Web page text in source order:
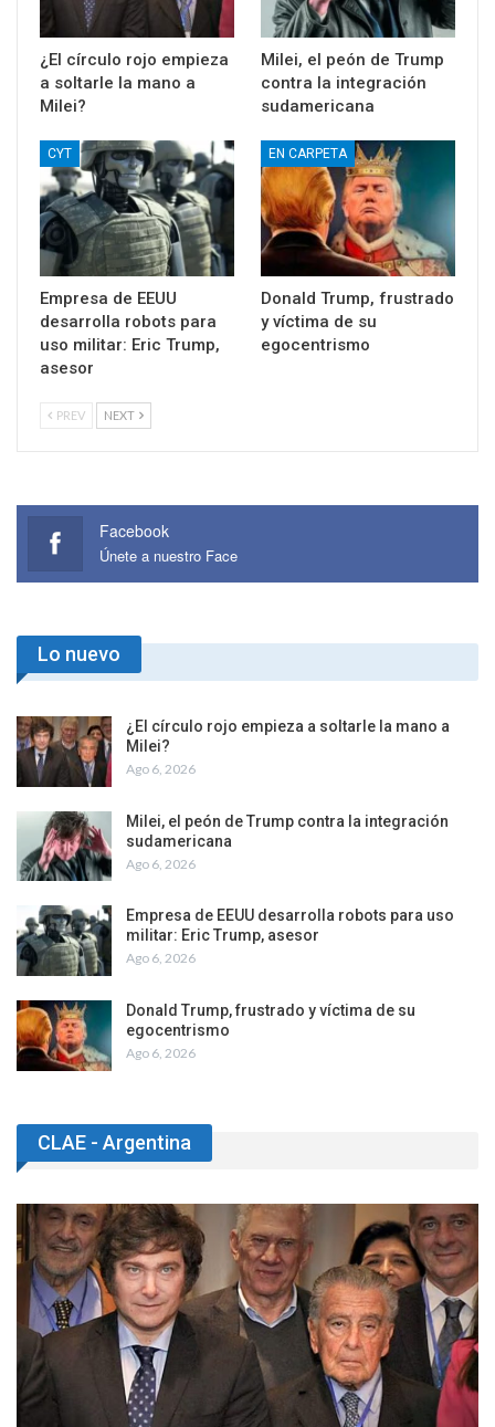
¿El círculo rojo empieza
a soltarle la mano a
Milei?
Milei, el peón de Trump
contra la integración
sudamericana
CYT
Empresa de EEUU
desarrolla robots para
uso militar: Eric Trump,
asesor
EN CARPETA
Donald Trump, frustrado
y víctima de su
egocentrismo
PREV NEXT
Facebook
Únete a nuestro Face
Lo nuevo
¿El círculo rojo empieza a soltarle la mano a
Milei?
Ago 6, 2026
Milei, el peón de Trump contra la integración
sudamericana
Ago 6, 2026
Empresa de EEUU desarrolla robots para uso
militar: Eric Trump, asesor
Ago 6, 2026
Donald Trump, frustrado y víctima de su
egocentrismo
Ago 6, 2026
CLAE - Argentina